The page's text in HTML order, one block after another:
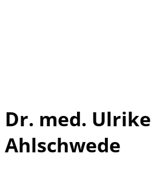
Dr. med. Ulrike
Ahlschwede